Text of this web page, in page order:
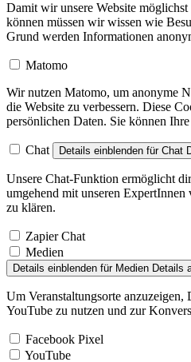
Damit wir unsere Website
können müssen wir wissen wie
Grund werden Informationen
Matomo
Wir nutzen Matomo, um anonyme
die Website zu verbessern. Diese
persönlichen Daten. Sie können
Chat Details einblenden für Chat
Unsere Chat-Funktion ermöglicht
umgehend mit unseren
zu klären.
Zapier Chat
Medien
Details einblenden für Medien Details
Um Veranstaltungsorte
YouTube zu nutzen und zur
Facebook Pixel
YouTube